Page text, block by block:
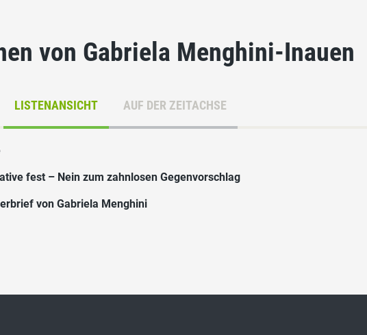
von Gabriela Menghini-Inauen
LISTENANSICHT AUF DER ZEITACHSE
fest – Nein zum zahnlosen Gegenvorschlag
von Gabriela Menghini